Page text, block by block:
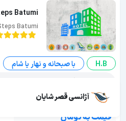
Batumi
Batumi
H.B
با صبحانه و نهار یا شام
هر نفر دو تخته
کودک با تخت
قیمت به تومان
آژانسی قصر شایان